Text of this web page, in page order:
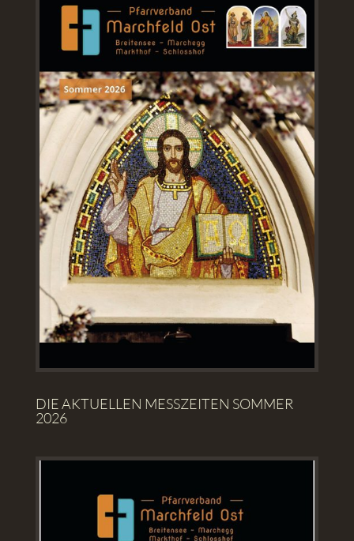
DIE AKTUELLEN MESSZEITEN SOMMER
2026